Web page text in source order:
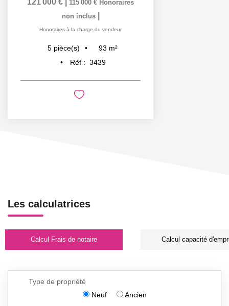
115 000 € Honoraires
non inclus
Honoraires à la charge du vendeur
5 pièce(s) 93 m²
Réf : 3439
Les calculatrices
Calcul Frais de notaire Calcul capacité